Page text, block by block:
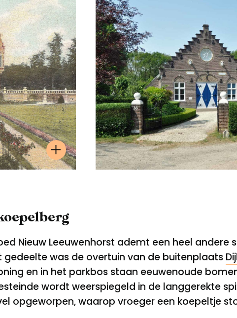
Nieuw Leeuwenhorst ademt een heel andere
gedeelte was de overtuin van de buitenplaats
en in het parkbos staan eeuwenoude
wordt weerspiegeld in de langgerekte
opgeworpen, waarop vroeger een koepeltje